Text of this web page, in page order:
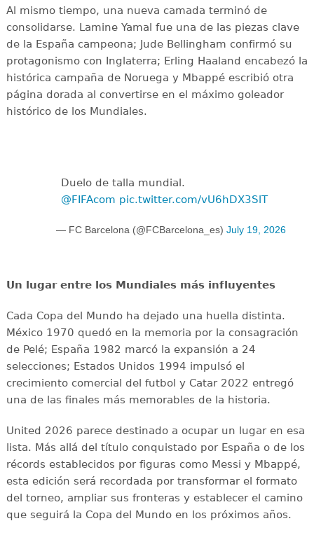
Al mismo tiempo, una nueva camada terminó de
consolidarse. Lamine Yamal fue una de las piezas clave
de la España campeona; Jude Bellingham confirmó su
protagonismo con Inglaterra; Erling Haaland encabezó la
histórica campaña de Noruega y Mbappé escribió otra
página dorada al convertirse en el máximo goleador
histórico de los Mundiales.
Duelo de talla mundial.
@FIFAcom pic.twitter.com/vU6hDX3SlT
— FC Barcelona (@FCBarcelona_es) July 19, 2026
Un lugar entre los Mundiales más influyentes
Cada Copa del Mundo ha dejado una huella distinta.
México 1970 quedó en la memoria por la consagración
de Pelé; España 1982 marcó la expansión a 24
selecciones; Estados Unidos 1994 impulsó el
crecimiento comercial del futbol y Catar 2022 entregó
una de las finales más memorables de la historia.
United 2026 parece destinado a ocupar un lugar en esa
lista. Más allá del título conquistado por España o de los
récords establecidos por figuras como Messi y Mbappé,
esta edición será recordada por transformar el formato
del torneo, ampliar sus fronteras y establecer el camino
que seguirá la Copa del Mundo en los próximos años.